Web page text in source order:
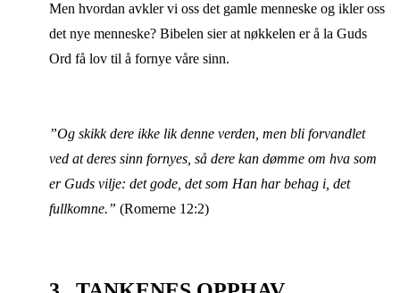
Men hvordan avkler vi oss det gamle menneske og ikler oss
det nye menneske? Bibelen sier at nøkkelen er å la Guds
Ord få lov til å fornye våre sinn.
”Og skikk dere ikke lik denne verden, men bli forvandlet
ved at deres sinn fornyes, så dere kan dømme om hva som
er Guds vilje: det gode, det som Han har behag i, det
fullkomne.” (Romerne 12:2)